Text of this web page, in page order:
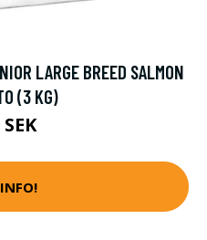
LARGE BREED SALMON
(3 KG)